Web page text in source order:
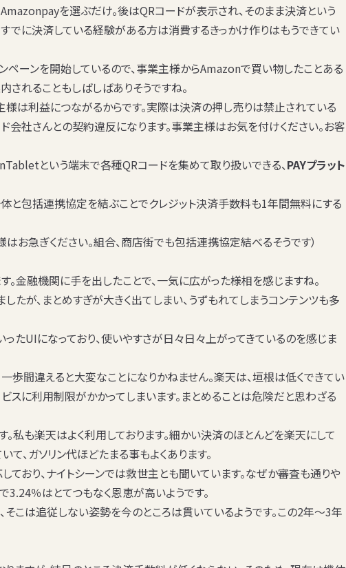
を選ぶだけ。後はQRコードが表示され、そのまま決済という
すでに決済している経験がある方は消費するきっかけ作りはもうできてい
ペーンを開始しているので、事業主様からAmazonで買い物したことある
されることもしばしばありそうですね。
は利益につながるからです。実際は決済の押し売りは禁止されている
会社さんとの契約違反になります。事業主様はお気を付けください。お客
という端末で各種QRコードを集めて取り扱いできる、PAYプラット
と包括連携協定を結ぶことでクレジット決済手数料も1年間無料にする
お急ぎください。組合、商店街でも包括連携協定結べるそうです）
。金融機関に手を出したことで、一気に広がった様相を感じますね。
たが、まとめすぎが大きく出てしまい、うずもれてしまうコンテンツも多
たUIになっており、使いやすさが日々日々上がってきているのを感じま
歩間違えると大変なことになりかねません。楽天は、垣根は低くできてい
スに利用制限がかかってしまいます。まとめることは危険だと思わざる
。私も楽天はよく利用しております。細かい決済のほとんどを楽天にして
て、ガソリン代ほどたまる事もよくあります。
おり、ナイトシーンでは救世主とも聞いています。なぜか審査も通りや
％はとてつもなく恩恵が高いようです。
そこは追従しない姿勢を今のところは貫いているようです。この2年～3年